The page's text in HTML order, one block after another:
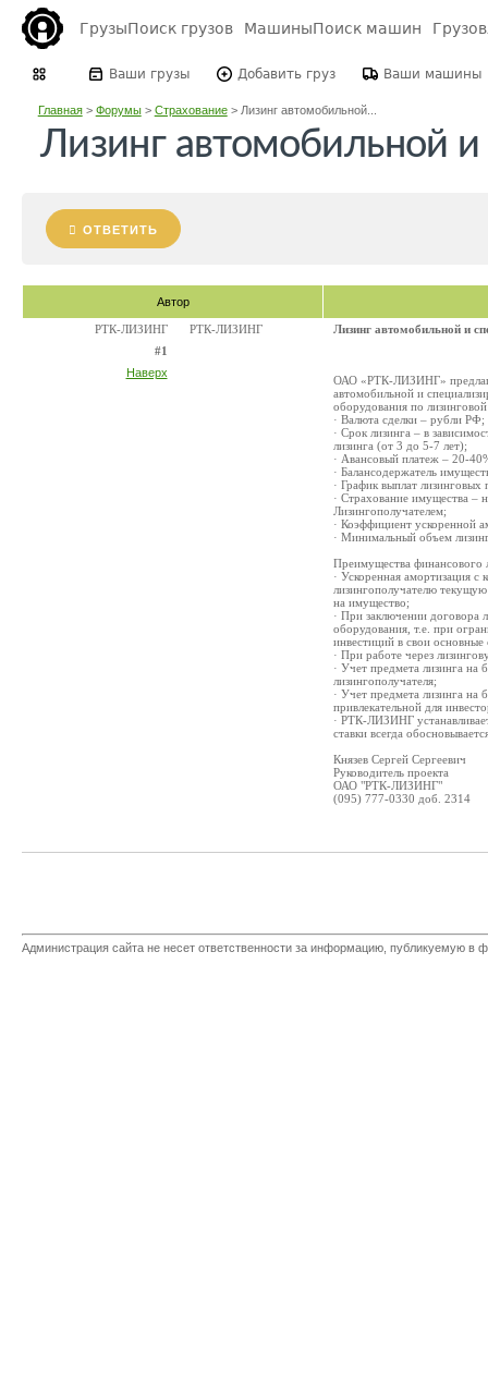
ГрузыПоиск грузов МашиныПоиск машин
Ваши грузы Добавить груз Ваши машины
Главная> Форумы> Страхование> Лизинг автомобильной...
Лизинг автомобильной и
ОТВЕТИТЬ
Автор
РТК-ЛИЗИНГ
#1
Наверх
РТК-ЛИЗИНГ Лизинг автомобильной и
ОАО «РТК-ЛИЗИНГ»
автомобильной и
оборудования по
· Валюта сделки – рубли РФ;
· Срок лизинга – в
лизинга (от 3 до 5-7 лет);
· Авансовый платеж – 20-
· Балансодержатель
· График выплат
· Страхование имущества –
Лизингополучателем;
· Коэффициент ускоренной
· Минимальный объем
Преимущества финансового
· Ускоренная амортизация
лизингополучателю
на имущество;
· При заключении договора
оборудования, т.е. при
инвестиций в свои основные
· При работе через
· Учет предмета лизинга на
лизингополучателя;
· Учет предмета лизинга на
привлекательной для
· РТК-ЛИЗИНГ
ставки всегда
Князев Сергей Сергеевич
Руководитель проекта
ОАО "РТК-ЛИЗИНГ"
(095) 777-0330 доб. 2314
Администрация сайта не несет ответственности за информацию, публикуемую